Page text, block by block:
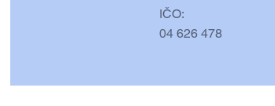
IČO:
04 626 478